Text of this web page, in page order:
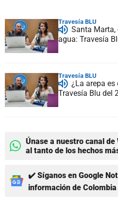
Travesía BLU
Santa Marta,
agua: Travesía
Travesía BLU
¿La arepa
Travesía Blu del
Únase a nuestro canal
al tanto de los hechos
✔️ Síganos en Google
información de